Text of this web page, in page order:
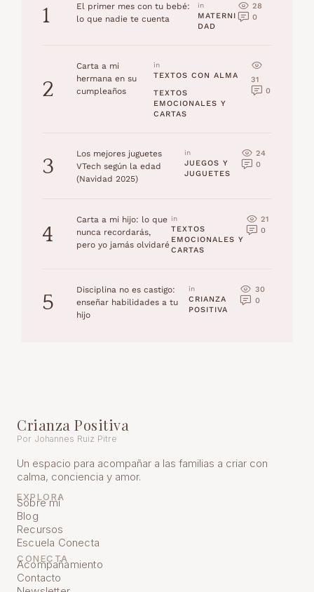
1
El primer mes con tu bebé:
lo que nadie te cuenta
in
MATERNI
DAD
28
0
2
Carta a mi
hermana en su
cumpleaños
in
TEXTOS CON ALMA
TEXTOS
EMOCIONALES Y
CARTAS
31
0
3
Los mejores juguetes
VTech según la edad
(Navidad 2025)
in
JUEGOS Y
JUGUETES
24
0
4
Carta a mi hijo: lo que
nunca recordarás,
pero yo jamás olvidaré
in
TEXTOS
EMOCIONALES Y
CARTAS
21
0
5
Disciplina no es castigo:
enseñar habilidades a tu
hijo
in
CRIANZA
POSITIVA
30
0
Crianza Positiva
Por Johannes Ruiz Pitre
Un espacio para acompañar a las familias a criar con
calma, conciencia y amor.
EXPLORA
Sobre mí
Blog
Recursos
Escuela Conecta
CONECTA
Acompañamiento
Contacto